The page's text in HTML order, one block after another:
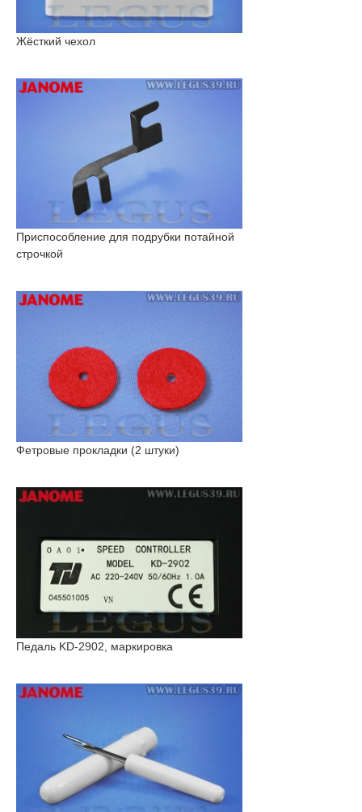
Жёсткий чехол
Приспособление для подрубки потайной
строчкой
Фетровые прокладки (2 штуки)
Педаль KD-2902, маркировка